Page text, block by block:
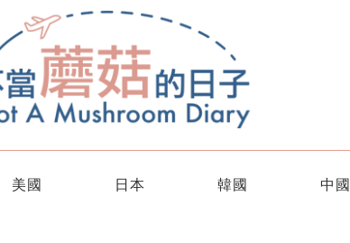
美國 日本 韓國 中國